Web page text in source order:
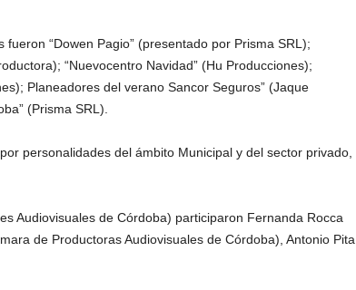
“Dowen Pagio” (presentado por Prisma SRL);
“Nuevocentro Navidad” (Hu Producciones);
Planeadores del verano Sancor Seguros” (Jaque
(Prisma SRL).
personalidades del ámbito Municipal y del sector privado,
Audiovisuales de Córdoba) participaron Fernanda Rocca
de Productoras Audiovisuales de Córdoba), Antonio Pita